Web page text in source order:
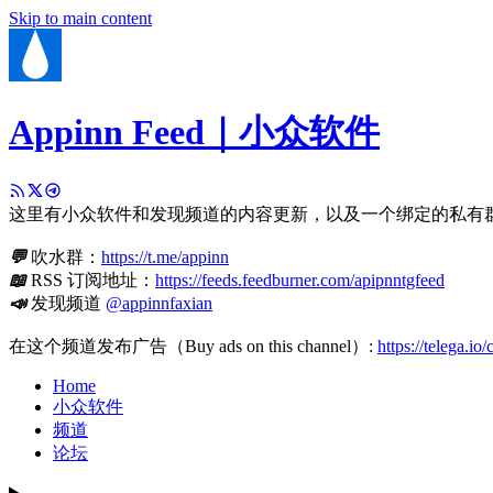
Skip to main content
Appinn Feed｜小众软件
这里有小众软件和发现频道的内容更新，以及一个绑定的私有
💬吹水群： https://t.me/appinn
📖RSS 订阅地址： https://feeds.feedburner.com/apipnntgfeed
📣发现频道 @appinnfaxian
在这个频道发布广告（Buy ads on this channel）: https://telega.io/
Home
小众软件
频道
论坛